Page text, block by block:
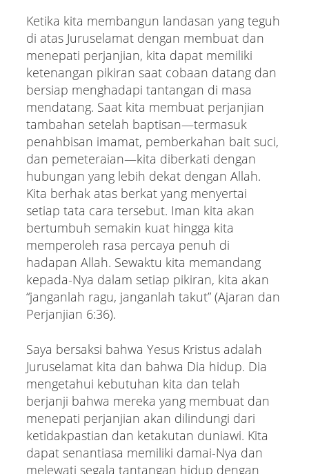
Ketika kita membangun landasan yang teguh
di atas Juruselamat dengan membuat dan
menepati perjanjian, kita dapat memiliki
ketenangan pikiran saat cobaan datang dan
bersiap menghadapi tantangan di masa
mendatang. Saat kita membuat perjanjian
tambahan setelah baptisan—termasuk
penahbisan imamat, pemberkahan bait suci,
dan pemeteraian—kita diberkati dengan
hubungan yang lebih dekat dengan Allah.
Kita berhak atas berkat yang menyertai
setiap tata cara tersebut. Iman kita akan
bertumbuh semakin kuat hingga kita
memperoleh rasa percaya penuh di
hadapan Allah. Sewaktu kita memandang
kepada-Nya dalam setiap pikiran, kita akan
“janganlah ragu, janganlah takut” (Ajaran dan
Perjanjian 6:36).
Saya bersaksi bahwa Yesus Kristus adalah
Juruselamat kita dan bahwa Dia hidup. Dia
mengetahui kebutuhan kita dan telah
berjanji bahwa mereka yang membuat dan
menepati perjanjian akan dilindungi dari
ketidakpastian dan ketakutan duniawi. Kita
dapat senantiasa memiliki damai-Nya dan
melewati segala tantangan hidup dengan